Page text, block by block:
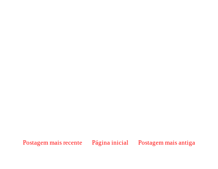
Postagem mais recente Postagem mais antiga
Página inicial